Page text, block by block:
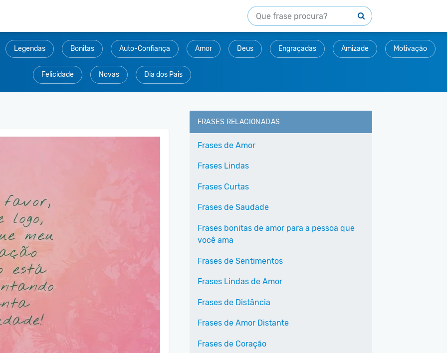
Legendas Bonitas Auto-Confiança Amor Deus Engraçadas Amizade Motivação
Felicidade Novas Dia dos Pais
FRASES RELACIONADAS
Frases de Amor
Frases Lindas
Frases Curtas
Frases de Saudade
Frases bonitas de amor para a pessoa que
você ama
Frases de Sentimentos
Frases Lindas de Amor
Frases de Distância
Frases de Amor Distante
Frases de Coração